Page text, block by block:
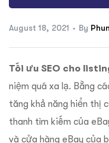
August 18, 2021 By
Tối ưu SEO cho
niệm quá xa lạ. Bằng
tăng khả năng hiển thị
thanh tìm kiếm của
và cửa hàng eBay của